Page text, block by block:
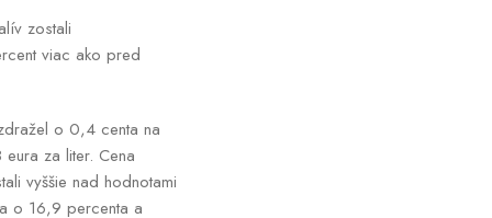
zostali
viac ako pred
o 0,4 centa na
za liter. Cena
vyššie nad hodnotami
o 16,9 percenta a